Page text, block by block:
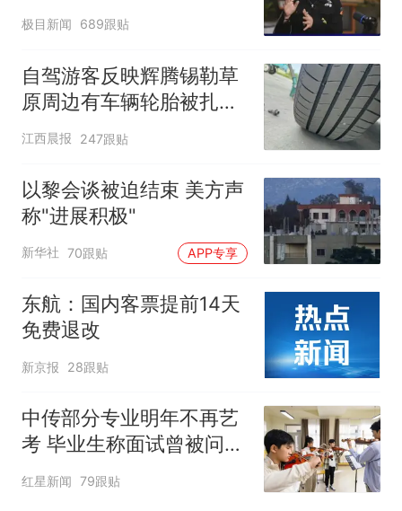
不易”，称自己买衣服80%
极目新闻 689跟贴
自驾游客反映辉腾锡勒草
原周边有车辆轮胎被扎，
修理店铺换胎价格高达千
元，官方发布情况通报
江西晨报 247跟贴
以黎会谈被迫结束 美方声
称"进展积极"
新华社 70跟贴 APP专享
东航：国内客票提前14天
免费退改
新京报 28跟贴
中传部分专业明年不再艺
考 毕业生称面试曾被问
“如何策划晚会” 专家：遏
红星新闻 79跟贴